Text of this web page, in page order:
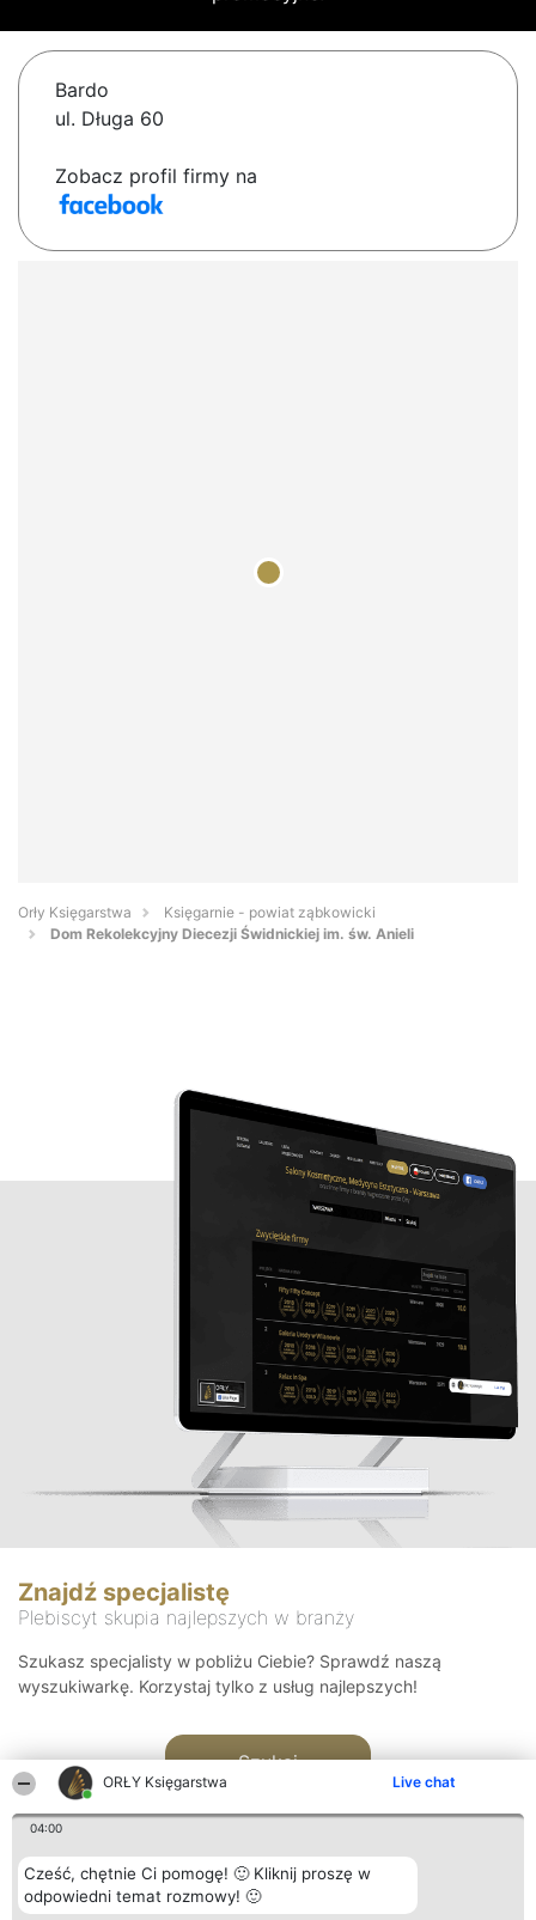
ORŁY Księgarstwa Live chat
04:00
Cześć, chętnie Ci pomogę! 🙂 Kliknij proszę w
odpowiedni temat rozmowy! 🙂
Bardo
ul. Długa 60
Zobacz profil firmy na
Orły Księgarstwa
Księgarnie - powiat ząbkowicki
Dom Rekolekcyjny Diecezji Świdnickiej im. św. Anieli
Znajdź specjalistę
Plebiscyt skupia najlepszych w branży
Szukasz specjalisty w pobliżu Ciebie? Sprawdź naszą
wyszukiwarkę. Korzystaj tylko z usług najlepszych!
Szukaj